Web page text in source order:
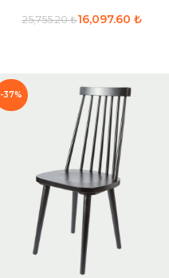
25,755.20₺16,097.60 ₺
-37%